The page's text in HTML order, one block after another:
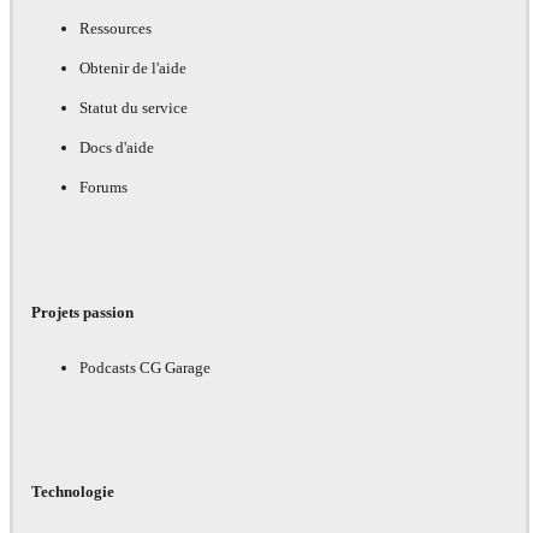
Ressources
Obtenir de l'aide
Statut du service
Docs d'aide
Forums
Projets passion
Podcasts CG Garage
Technologie